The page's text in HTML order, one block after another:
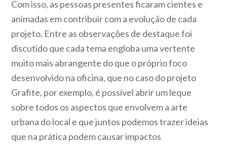
Com isso, as pessoas presentes ficaram cientes e
animadas em contribuir com a evolução de cada
projeto. Entre as observações de destaque foi
discutido que cada tema engloba uma vertente
muito mais abrangente do que o próprio foco
desenvolvido na oficina, que no caso do projeto
Grafite, por exemplo, é possível abrir um leque
sobre todos os aspectos que envolvem a arte
urbana do local e que juntos podemos trazer ideias
que na prática podem causar impactos